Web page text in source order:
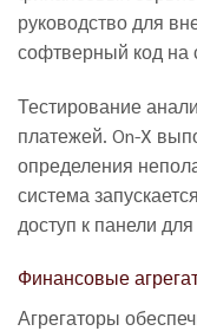
руководство для
софтверный код на
Тестирование
платежей. On-X
определения
система
доступ к панели
Финансовые
Агрегаторы